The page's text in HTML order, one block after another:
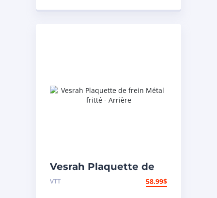
Vesrah Plaquette de
frein Métal fritté –
VTT 58.99$